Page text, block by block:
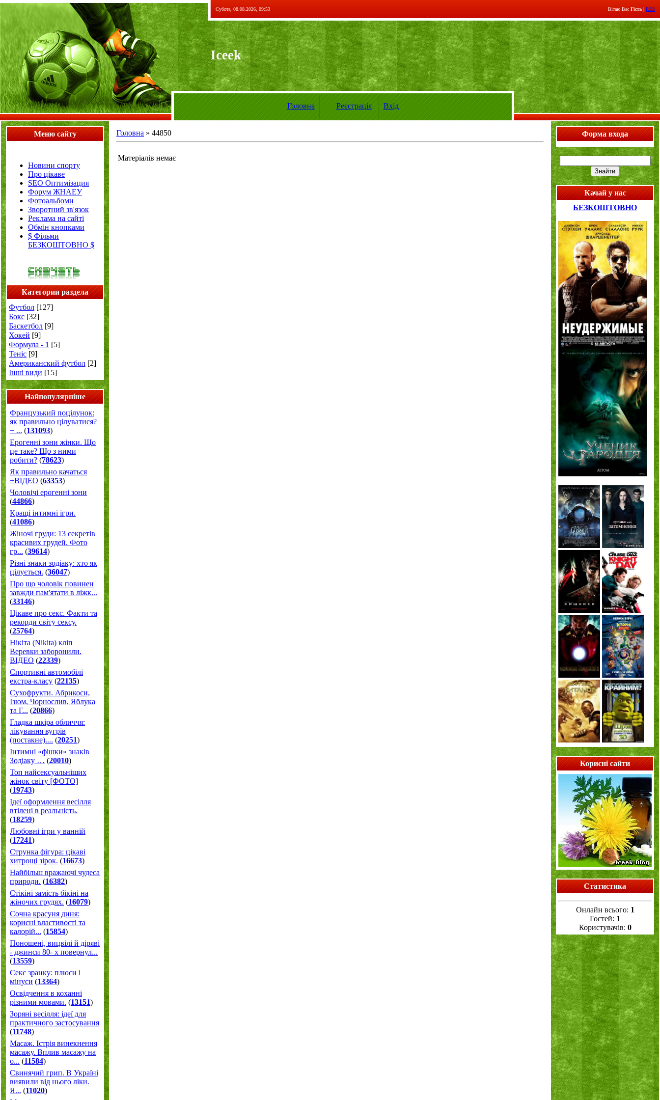
Субота, 08.08.2026, 09:53 Вітаю Вас Гість | RSS
Iceek
Головна Реєстрація Вхід
Меню сайту
Новини спорту
Про цікаве
SEO Оптимізация
Форум ЖНАЕУ
Фотоальбоми
Зворотний зв'язок
Реклама на сайті
Обмін кнопками
$ Фільми
БЕЗКОШТОВНО $
Категории раздела
Футбол [127]
Бокс [32]
Баскетбол [9]
Хокей [9]
Формула - 1 [5]
Теніс [9]
Американский футбол [2]
Інші види [15]
Найпопулярніше
Французький поцілунок:
як правильно цілуватися?
+ ... (131093)
Ерогенні зони жінки. Що
це таке? Що з ними
робити? (78623)
Як правильно качаться
+ВІДЕО (63353)
Чоловічі ерогенні зони
(44866)
Кращі інтимні ігри.
(41086)
Жіночі груди: 13 секретів
красивих грудей. Фото
гр... (39614)
Різні знаки зодіаку: хто як
цілується. (36047)
Про що чоловік повинен
завжди пам'ятати в ліжк...
(33146)
Цікаве про секс. Факти та
рекорди світу сексу.
(25764)
Нікіта (Nikita) кліп
Веревки заборонили.
ВІДЕО (22339)
Спортивні автомобілі
екстра-класу (22135)
Cухофрукти. Абрикоси,
Ізюм, Чорнослив, Яблука
та Г... (20866)
Гладка шкіра обличчя:
лікування вугрів
(постакне).... (20251)
Інтимні «фішки» знаків
Зодіаку … (20010)
Топ найсексуальніших
жінок світу [ФОТО]
(19743)
Ідеї оформлення весілля
втілені в реальність.
(18259)
Любовні ігри у ванній
(17241)
Струнка фігура: цікаві
хитрощі зірок. (16673)
Найбільш вражаючі чудеса
природи. (16382)
Стікіні замість бікіні на
жіночих грудях. (16079)
Сочна красуня диня:
корисні властивості та
калорій... (15854)
Поношені, вицвілі й діряві
- джинси 80- х повернул...
(13559)
Секс зранку: плюси і
мінуси (13364)
Освідчення в коханні
різними мовами. (13151)
Зоряні весілля: ідеї для
практичного застосування
(11748)
Масаж. Істрія винекнення
масажу. Вплив масажу на
о... (11584)
Свинячий грип. В Україні
виявили від нього ліки.
Я... (11020)
Головна » 44850
Матеріалів немає
Форма входа
Качай у нас
БЕЗКОШТОВНО
Корисні сайти
Статистика
Онлайн всього: 1
Гостей: 1
Користувачів: 0